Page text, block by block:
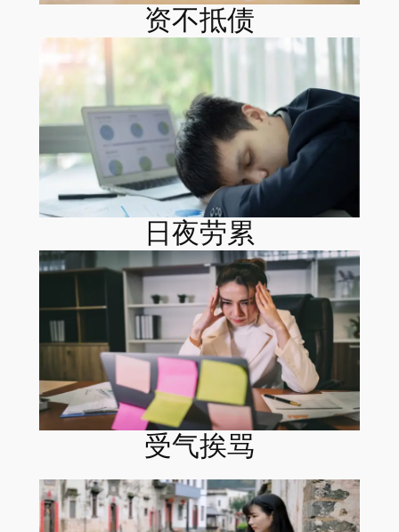
资不抵债
日夜劳累
受气挨骂